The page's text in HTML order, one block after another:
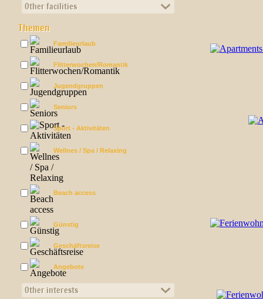
Other facilities
Themen
Familieurlaub
Flitterwochen/Romantik
Jugendgruppen
Seniors
Sport - Aktivitäten
Wellnes / Spa / Relaxing
Beach access
Günstig
Geschäftsreise
Angebote
Other interests